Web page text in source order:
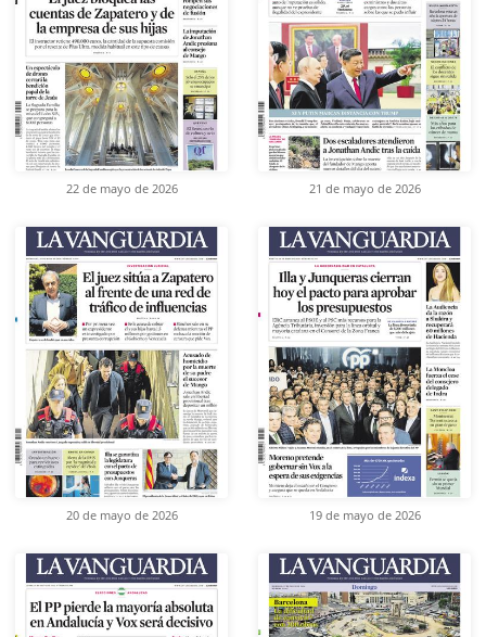
22 de mayo de 2026 21 de mayo de 2026
20 de mayo de 2026 19 de mayo de 2026